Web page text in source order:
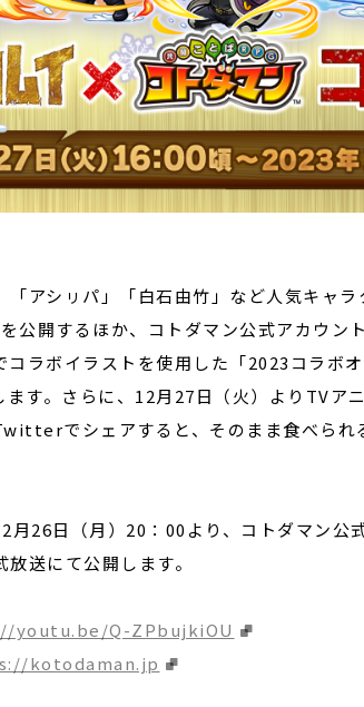
アシㇼパ」「白石由竹」など人気キャ
公開するほか、コトダマン公式アカウン
コラボイラストを使用した「2023コラボ
す。さらに、12月27日（火）よりTVア
でシェアすると、そのまま食べられ
26日（月）20：00より、コトダマン公
送にて公開します。
youtu.be/Q-ZPbujkiOU
kotodaman.jp